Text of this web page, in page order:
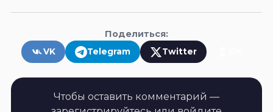
Поделиться:
VK Telegram Twitter
Чтобы оставить комментарий —